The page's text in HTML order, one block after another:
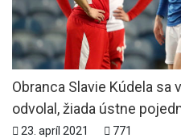
Obranca Slavie Kúdela
odvolal, žiada ústne
23. apríl 2021 771